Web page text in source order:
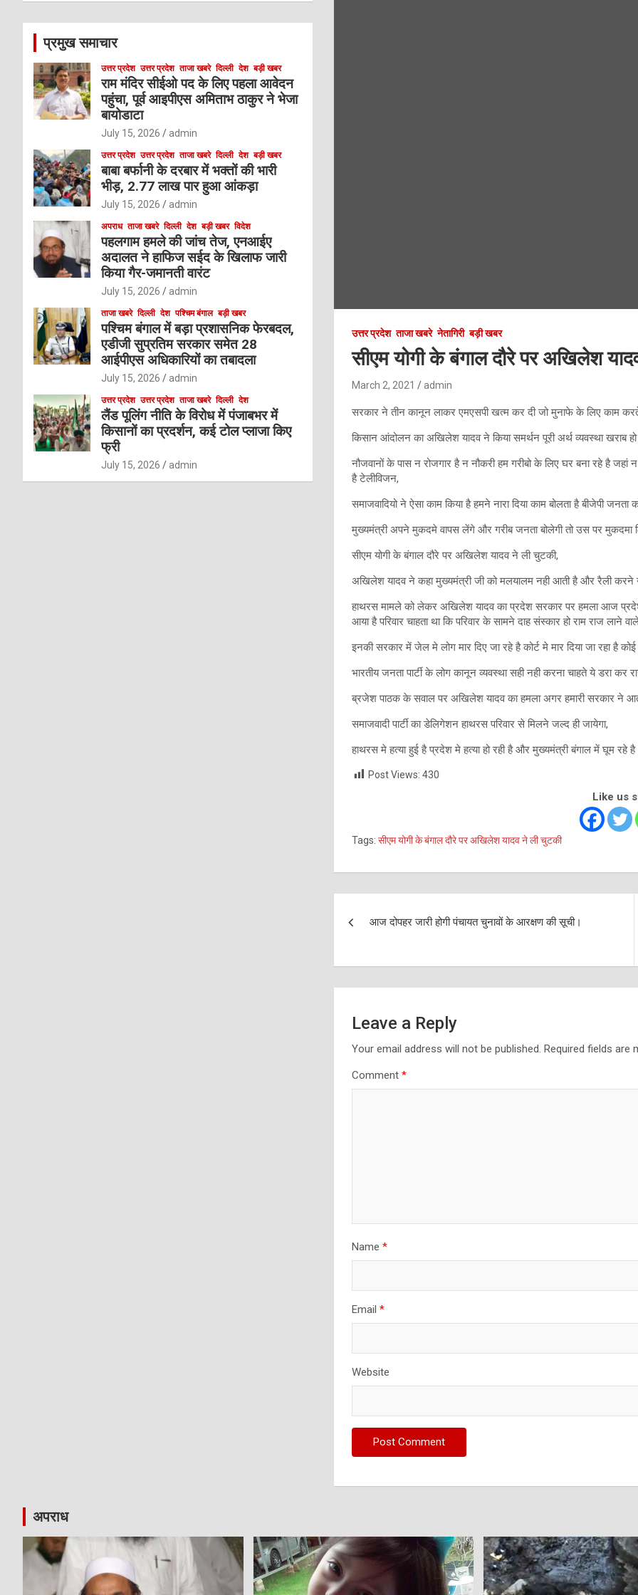
उत्तर प्रदेश ताजा खबरे नेतागिरी बड़ी खबर
सीएम योगी के बंगाल दौरे पर अखिलेश
March 2, 2021 admin
सरकार ने तीन कानून लाकर एमएसपी खत्म कर दी जो मुनाफे के लिए काम
किसान आंदोलन का अखिलेश यादव ने किया समर्थन पूरी अर्थ व्यवस्था खराब हो
नौजवानों के पास न रोजगार है न नौकरी हम गरीबो के लिए घर बना रहे है जहां न
है टेलीविजन,
समाजवादियो ने ऐसा काम किया है हमने नारा दिया काम बोलता है बीजेपी
मुख्यमंत्री अपने मुकदमे वापस लेंगे और गरीब जनता बोलेगी तो उस पर मुकदमा
सीएम योगी के बंगाल दौरे पर अखिलेश यादव ने ली चुटकी,
अखिलेश यादव ने कहा मुख्यमंत्री जी को मलयालम नही आती है और रैली करने
हाथरस मामले को लेकर अखिलेश यादव का प्रदेश सरकार पर हमला आज प्रदेश
आया है परिवार चाहता था कि परिवार के सामने दाह संस्कार हो राम राज लाने
इनकी सरकार में जेल मे लोग मार दिए जा रहे है कोर्ट मे मार दिया जा रहा है
भारतीय जनता पार्टी के लोग कानून व्यवस्था सही नही करना चाहते ये डरा
ब्रजेश पाठक के सवाल पर अखिलेश यादव का हमला अगर हमारी सरकार ने
समाजवादी पार्टी का डेलिगेशन हाथरस परिवार से मिलने जल्द ही जायेगा,
हाथरस मे हत्या हुई है प्रदेश मे हत्या हो रही है और मुख्यमंत्री बंगाल में घूम रहे
Post Views: 430
Like us
Tags: सीएम योगी के बंगाल दौरे पर अखिलेश यादव ने ली चुटकी
आज दोपहर जारी होगी पंचायत चुनावों के आरक्षण की सूची।
Leave a Reply
Your email address will not be published. Required fields are
Comment *
Name *
Email *
Website
c
प्रमुख समाचार
उत्तर प्रदेश उत्तर प्रदेश ताजा खबरे दिल्ली देश बड़ी खबर
राम मंदिर सीईओ पद के लिए पहला आवेदन
पहुंचा, पूर्व आइपीएस अमिताभ ठाकुर ने भेजा
बायोडाटा
July 15, 2026 admin
उत्तर प्रदेश उत्तर प्रदेश ताजा खबरे दिल्ली देश बड़ी खबर
बाबा बर्फानी के दरबार में भक्तों की भारी
भीड़, 2.77 लाख पार हुआ आंकड़ा
July 15, 2026 admin
अपराध ताजा खबरे दिल्ली देश बड़ी खबर विदेश
पहलगाम हमले की जांच तेज, एनआईए
अदालत ने हाफिज सईद के खिलाफ जारी
किया गैर-जमानती वारंट
July 15, 2026 admin
ताजा खबरे दिल्ली देश पश्चिम बंगाल बड़ी खबर
पश्चिम बंगाल में बड़ा प्रशासनिक फेरबदल,
एडीजी सुप्रतिम सरकार समेत 28
आईपीएस अधिकारियों का तबादला
July 15, 2026 admin
उत्तर प्रदेश उत्तर प्रदेश ताजा खबरे दिल्ली देश
लैंड पूलिंग नीति के विरोध में पंजाबभर में
किसानों का प्रदर्शन, कई टोल प्लाजा किए
फ्री
July 15, 2026 admin
अपराध